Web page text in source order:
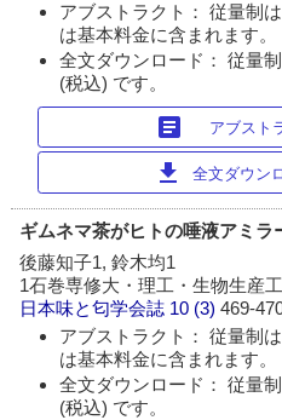
アブストラクト： 従量制
は基本料金に含まれます。
全文ダウンロード： 従量
(税込) です。
article アブスト
download 全文ダウン
ギムネマ茶がヒトの唾液アミラ
後藤知子1, 鈴木均1
1石巻専修大・理工・生物生産工
日本味と匂学会誌 10 (3)469-
アブストラクト： 従量制
は基本料金に含まれます。
全文ダウンロード： 従量
(税込) です。